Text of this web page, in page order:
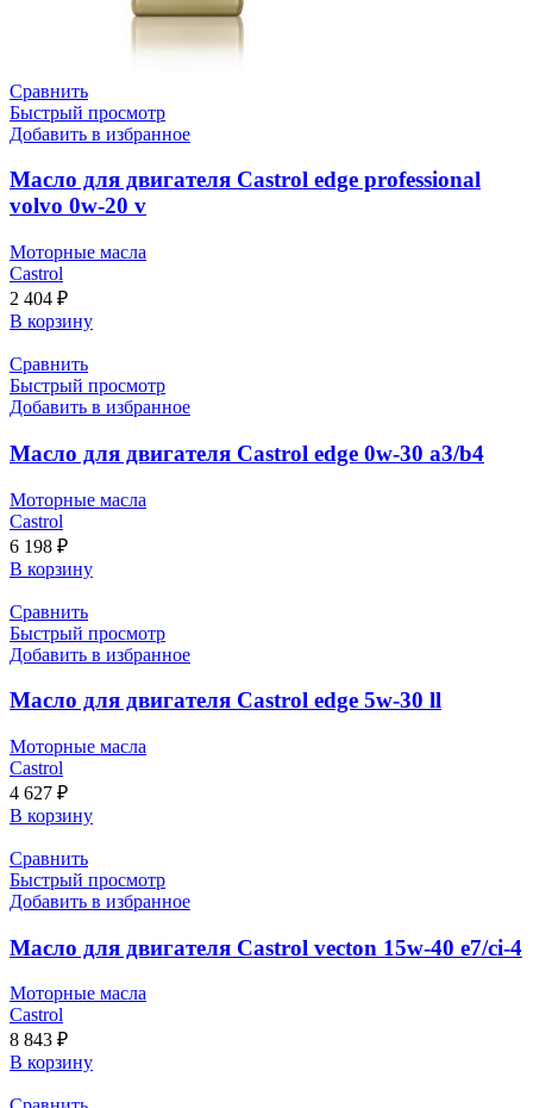
Сравнить
Быстрый просмотр
Добавить в избранное
Масло для двигателя Castrol edge professional
volvo 0w-20 v
Моторные масла
Castrol
2 404 ₽
В корзину
Сравнить
Быстрый просмотр
Добавить в избранное
Масло для двигателя Castrol edge 0w-30 a3/b4
Моторные масла
Castrol
6 198 ₽
В корзину
Сравнить
Быстрый просмотр
Добавить в избранное
Масло для двигателя Castrol edge 5w-30 ll
Моторные масла
Castrol
4 627 ₽
В корзину
Сравнить
Быстрый просмотр
Добавить в избранное
Масло для двигателя Castrol vecton 15w-40 e7/ci-4
Моторные масла
Castrol
8 843 ₽
В корзину